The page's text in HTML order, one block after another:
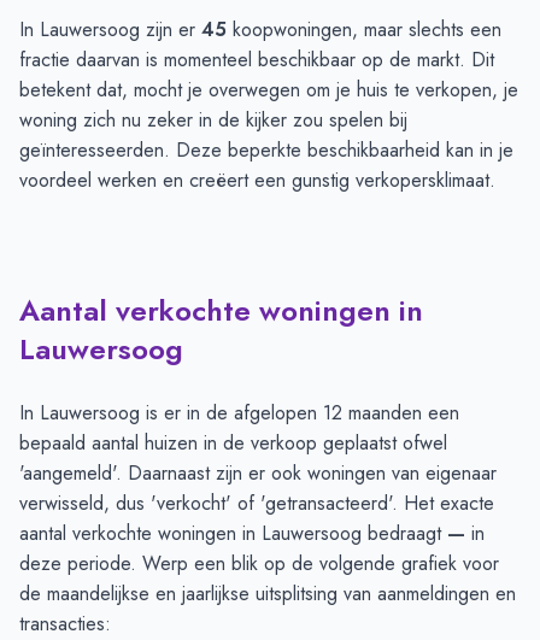
In Lauwersoog zijn er 45 koopwoningen, maar slechts een
fractie daarvan is momenteel beschikbaar op de markt. Dit
betekent dat, mocht je overwegen om je huis te verkopen, je
woning zich nu zeker in de kijker zou spelen bij
geïnteresseerden. Deze beperkte beschikbaarheid kan in je
voordeel werken en creëert een gunstig verkopersklimaat.
Aantal verkochte woningen in
Lauwersoog
In Lauwersoog is er in de afgelopen 12 maanden een
bepaald aantal huizen in de verkoop geplaatst ofwel
'aangemeld'. Daarnaast zijn er ook woningen van eigenaar
verwisseld, dus 'verkocht' of 'getransacteerd'. Het exacte
aantal verkochte woningen in Lauwersoog bedraagt — in
deze periode. Werp een blik op de volgende grafiek voor
de maandelijkse en jaarlijkse uitsplitsing van aanmeldingen en
transacties: